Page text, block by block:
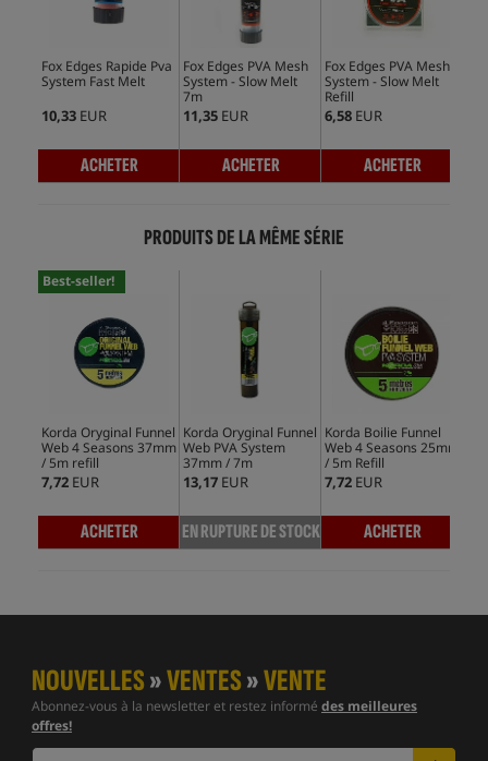
Fox Edges Rapide Pva
System Fast Melt
10,33 EUR
ACHETER
Fox Edges PVA Mesh
System - Slow Melt
7m
11,35 EUR
ACHETER
Fox Edges PVA Mesh
System - Slow Melt
Refill
6,58 EUR
ACHETER
PRODUITS DE LA MÊME SÉRIE
Best-seller!
Korda Oryginal Funnel
Web 4 Seasons 37mm
/ 5m refill
7,72 EUR
ACHETER
Korda Oryginal Funnel
Web PVA System
37mm / 7m
13,17 EUR
EN RUPTURE DE STOCK
Korda Boilie Funnel
Web 4 Seasons 25mm
/ 5m Refill
7,72 EUR
ACHETER
NOUVELLES»VENTES»VENTE
Abonnez-vous à la newsletter et restez informé des meilleures
offres!